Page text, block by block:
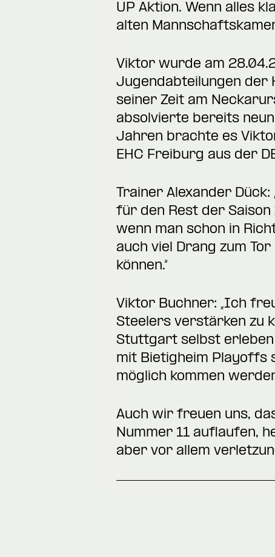
UP Aktion. Wenn alles
alten
Viktor wurde am
Jugendabteilungen der
seiner Zeit am
absolvierte bereits
Jahren brachte es
EHC Freiburg aus der
Trainer Alexander
für den Rest der
wenn man schon in
auch viel Drang zum
können.“
Viktor Buchner: „Ich
Steelers verstärken zu
Stuttgart selbst erleben
mit Bietigheim Playoffs
möglich kommen
Auch wir freuen uns,
Nummer 11 auflaufen,
aber vor allem